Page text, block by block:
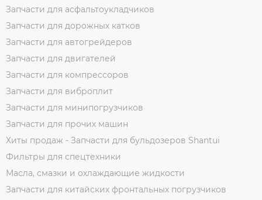
Запчасти для асфальтоукладчиков
Запчасти для дорожных катков
Запчасти для автогрейдеров
Запчасти для двигателей
Запчасти для компрессоров
Запчасти для виброплит
Запчасти для минипогрузчиков
Запчасти для прочих машин
Хиты продаж - Запчасти для бульдозеров Shantui
Фильтры для спецтехники
Масла, смазки и охлаждающие жидкости
Запчасти для китайских фронтальных погрузчиков